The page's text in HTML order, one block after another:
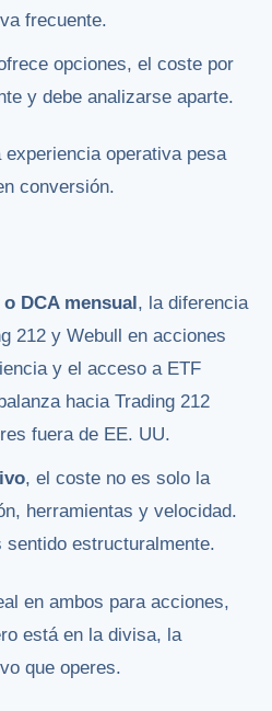
frecuente.
opciones, el coste por
y debe analizarse aparte.
operativa pesa
conversión.
DCA mensual , la diferencia
212 y Webull en acciones
y el acceso a ETF
hacia Trading 212
fuera de EE. UU.
, el coste no es solo la
herramientas y velocidad.
estructuralmente.
en ambos para acciones,
está en la divisa, la
que operes.